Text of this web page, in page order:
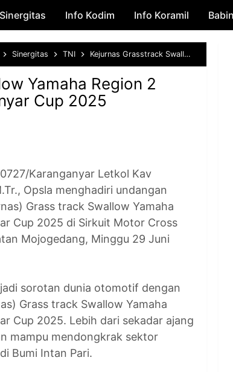
Skip to main content
Sinergitas Info Kodim Info Koramil
Sinergitas TNI Kejurnas Grasstrack Swallow Yamaha Region 2 Putaran 2 Bupati Karanganyar Cup 2025
Yamaha Region 2
Cup 2025
Karanganyar Letkol Kav
Opsla menghadiri undangan
Grass track Swallow Yamaha
Cup 2025 di Sirkuit Motor Cross
Mojogedang, Minggu 29 Juni
sorotan dunia otomotif dengan
Grass track Swallow Yamaha
Cup 2025. Lebih dari sekadar ajang
mampu mendongkrak sektor
Bumi Intan Pari.